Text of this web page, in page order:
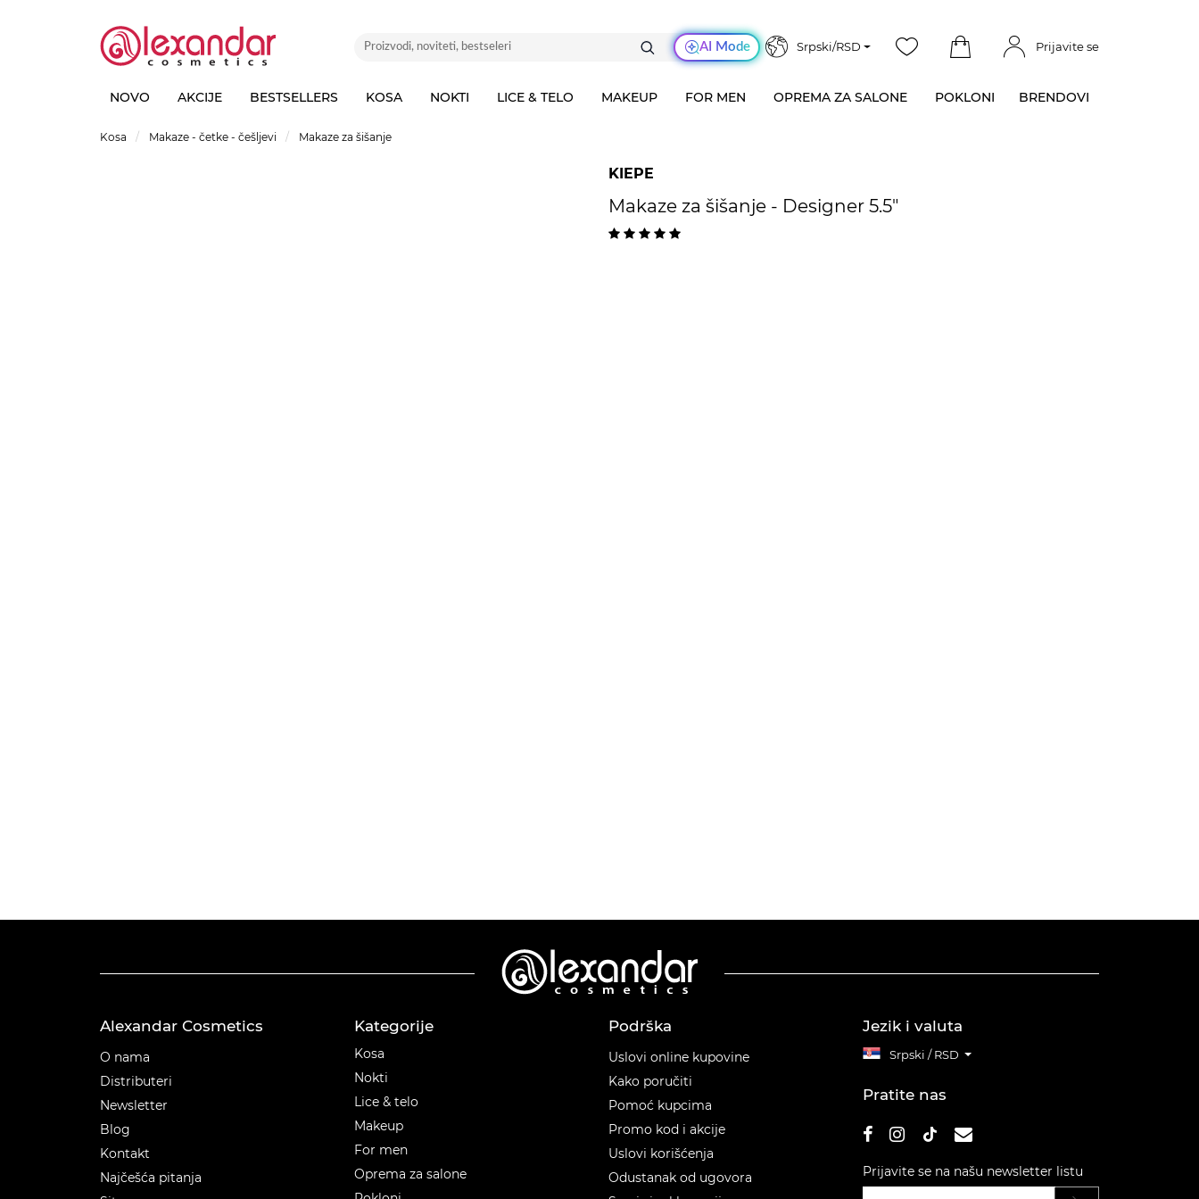
AI Mode Srpski/RSD Prijavite se
NOVO AKCIJE BESTSELLERS KOSA NOKTI LICE & TELO MAKEUP FOR MEN OPREMA ZA SALONE POKLONI BRENDOVI
Kosa Makaze - četke - češljevi Makaze za šišanje
KIEPE
Makaze za šišanje - Designer 5.5"
Alexandar Cosmetics
O nama
Distributeri
Newsletter
Blog
Kontakt
Najčešća pitanja
Kategorije
Kosa
Nokti
Lice & telo
Makeup
For men
Oprema za salone
Podrška
Uslovi online kupovine
Kako poručiti
Pomoć kupcima
Promo kod i akcije
Uslovi korišćenja
Odustanak od ugovora
Jezik i valuta
Srpski / RSD
Pratite nas
Prijavite se na našu newsletter listu